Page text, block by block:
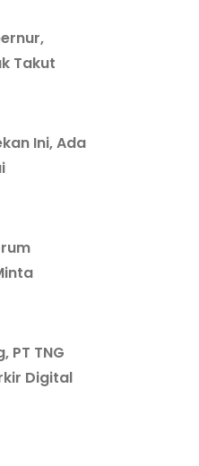
Takut
Ini, Ada
PT TNG
Digital